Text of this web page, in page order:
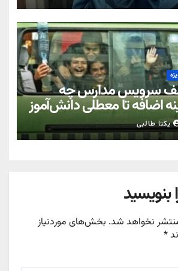
سرویس مدارس چه
اضافه تا معطلی دانش‌آموز
یکتا طالبی
بنویسید
نخواهد شد. بخش‌های موردنیاز
*